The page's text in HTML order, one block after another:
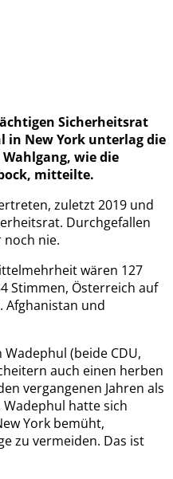
Sicherheitsrat
in New York unterlag die
wie die
mitteilte.
zuletzt 2019 und
Durchgefallen
nie.
wären 127
Stimmen, Österreich auf
Afghanistan und
(beide CDU,
auch einen herben
vergangenen Jahren als
hatte sich
York bemüht,
zu vermeiden. Das ist